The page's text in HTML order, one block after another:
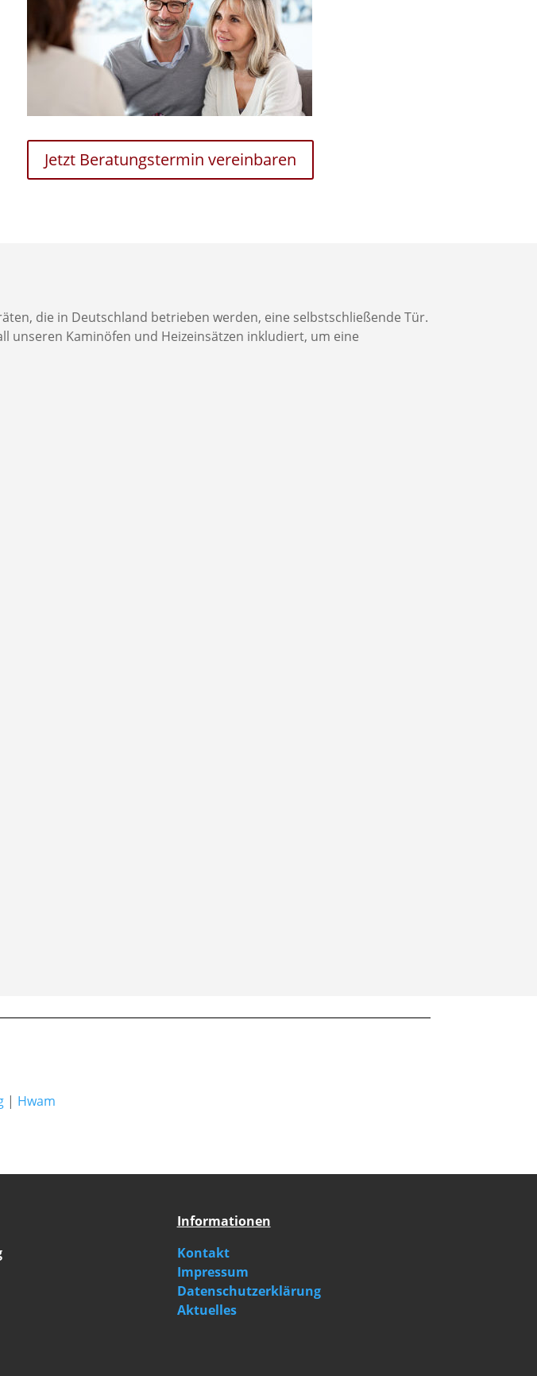
Jetzt Beratungstermin vereinbaren
die in Deutschland betrieben werden, eine selbstschließende Tür.
unseren Kaminöfen und Heizeinsätzen inkludiert, um eine
| Hwam
Informationen
Kontakt
Impressum
Datenschutzerklärung
Aktuelles